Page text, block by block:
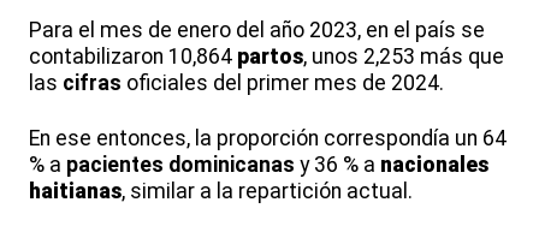
Para el mes de enero del año 2023, en el país se
contabilizaron 10,864 partos, unos 2,253 más que
las cifras oficiales del primer mes de 2024.
En ese entonces, la proporción correspondía un 64
% a pacientes dominicanas y 36 % a nacionales
haitianas, similar a la repartición actual.